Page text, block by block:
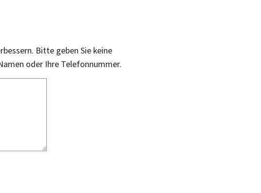
Bitte geben Sie keine
oder Ihre Telefonnummer.